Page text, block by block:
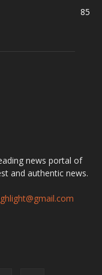
85
news portal of
and authentic news.